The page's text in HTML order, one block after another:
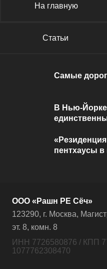
На главную
Статьи
Самые
В Нью-
пентхаусы
ООО «Рашн РЕ Сёч»
123290, г. Москва,
эт. 8, комн. 8
ИНН 7726580876 / КПП
1077762308470